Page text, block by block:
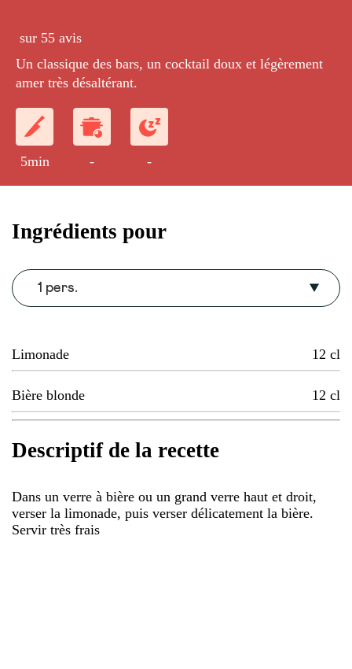
sur 55 avis
Un classique des bars, un cocktail doux et légèrement
amer très désaltérant.
5min - -
Ingrédients pour
1 pers.
Limonade 12 cl
Bière blonde 12 cl
Descriptif de la recette
Dans un verre à bière ou un grand verre haut et droit,
verser la limonade, puis verser délicatement la bière.
Servir très frais